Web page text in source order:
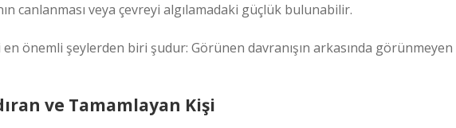
canlanması veya çevreyi algılamadaki güçlük bulunabilir.
önemli şeylerden biri şudur: Görünen davranışın arkasında görünmeyen
ve Tamamlayan Kişi